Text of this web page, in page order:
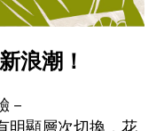
浪潮！
－
明顯層次切換，花